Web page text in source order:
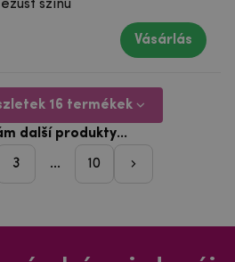
ezüst színű
Vásárlás
16 termékek
...